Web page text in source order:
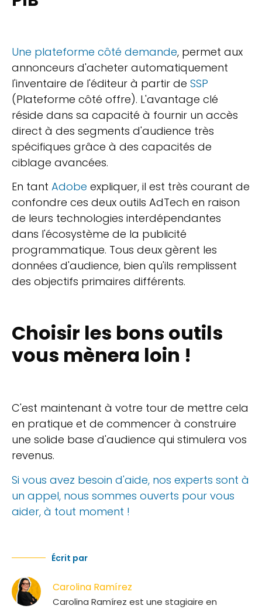
Une plateforme côté demande, permet aux
annonceurs d'acheter automatiquement
l'inventaire de l'éditeur à partir de SSP
(Plateforme côté offre). L'avantage clé
réside dans sa capacité à fournir un accès
direct à des segments d'audience très
spécifiques grâce à des capacités de
ciblage avancées.
En tant Adobe expliquer, il est très courant de
confondre ces deux outils AdTech en raison
de leurs technologies interdépendantes
dans l'écosystème de la publicité
programmatique. Tous deux gèrent les
données d'audience, bien qu'ils remplissent
des objectifs primaires différents.
Choisir les bons outils
vous mènera loin !
C'est maintenant à votre tour de mettre cela
en pratique et de commencer à construire
une solide base d'audience qui stimulera vos
revenus.
Si vous avez besoin d'aide, nos experts sont à
un appel, nous sommes ouverts pour vous
aider, à tout moment !
Écrit par
Carolina Ramírez
Carolina Ramírez est une stagiaire en